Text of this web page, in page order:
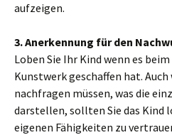
aufzeigen.
3. Anerkennung für den
Loben Sie Ihr Kind wenn es
Kunstwerk geschaffen hat.
nachfragen müssen, was die
darstellen, sollten Sie das Kind
eigenen Fähigkeiten zu